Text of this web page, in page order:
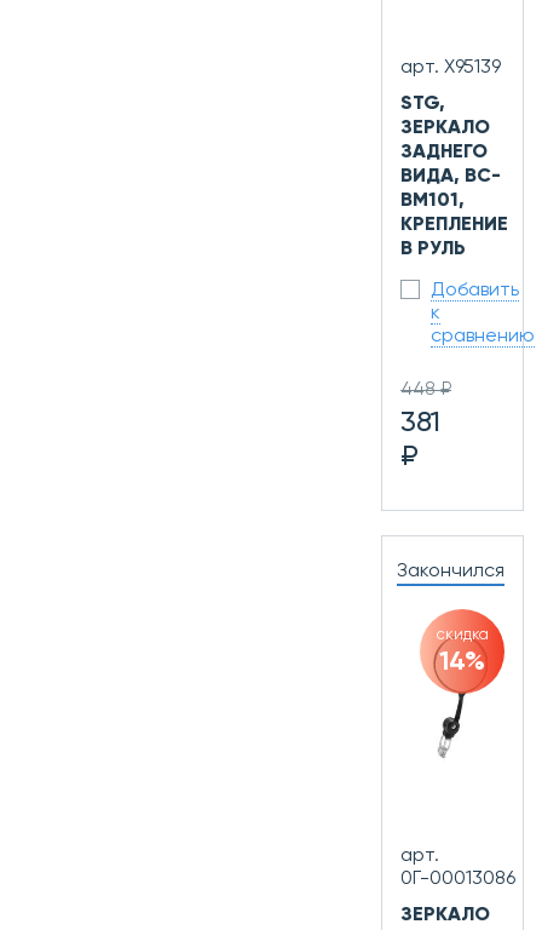
арт. Х95139
STG,
ЗЕРКАЛО
ЗАДНЕГО
ВИДА, BC-
BM101,
КРЕПЛЕНИЕ
В РУЛЬ
Добавить
к
сравнению
448 ₽
381
₽
Закончился
скидка
14%
арт.
0Г-00013086
ЗЕРКАЛО